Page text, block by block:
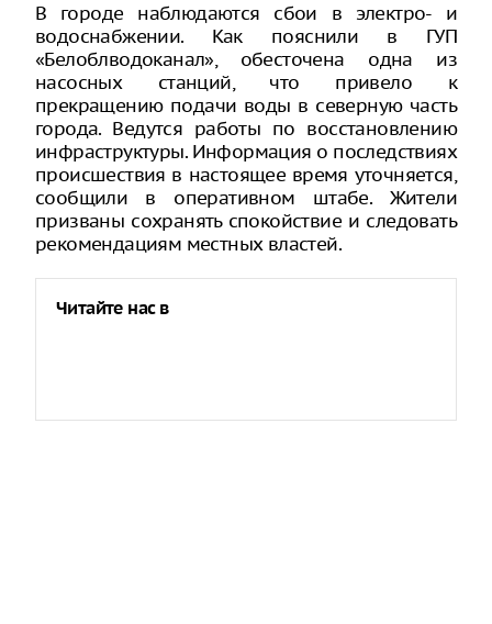
В городе наблюдаются сбои в электро- и
водоснабжении. Как пояснили в ГУП
«Белоблводоканал», обесточена одна из
насосных станций, что привело к
прекращению подачи воды в северную часть
города. Ведутся работы по восстановлению
инфраструктуры. Информация о последствиях
происшествия в настоящее время уточняется,
сообщили в оперативном штабе. Жители
призваны сохранять спокойствие и следовать
рекомендациям местных властей.
Читайте нас в